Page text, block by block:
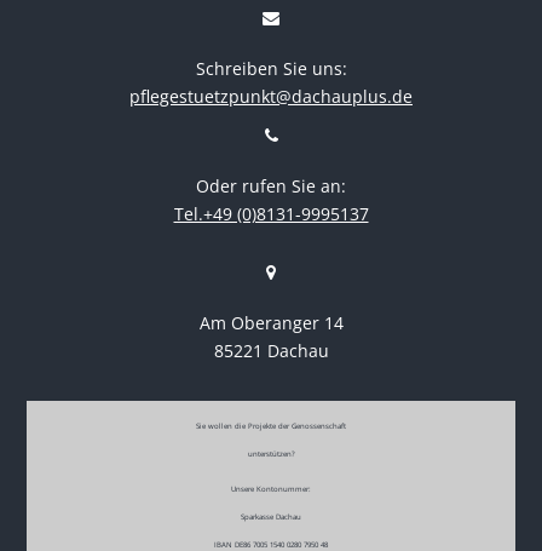
Schreiben Sie uns:
pflegestuetzpunkt@dachauplus.de
Oder rufen Sie an:
Tel.+49 (0)8131-9995137
Am Oberanger 14
85221 Dachau
Sie wollen die Projekte der Genossenschaft
unterstützen?
Unsere Kontonummer:
Sparkasse Dachau
IBAN DE86 7005 1540 0280 7950 48